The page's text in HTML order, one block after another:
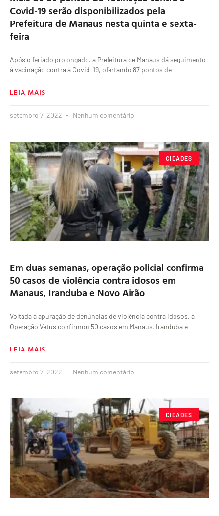
Covid-19 serão disponibilizados pela
Prefeitura de Manaus nesta quinta e sexta-
feira
Após o feriado prolongado, a Prefeitura de Manaus dá seguimento
à vacinação contra a Covid-19, ofertando 87 pontos de
LEIA MAIS
setembro 7, 2022 Nenhum comentário
CIDADES
Em duas semanas, operação policial confirma
50 casos de violência contra idosos em
Manaus, Iranduba e Novo Airão
Voltada a apuração de denúncias de violência contra idosos, a
Operação Vetus confirmou 50 casos em Manaus, Iranduba e
LEIA MAIS
setembro 7, 2022 Nenhum comentário
CIDADES